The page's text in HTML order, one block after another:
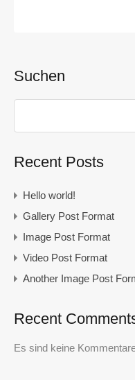
Suchen
Recent Posts
Hello world!
Gallery Post Format
Image Post Format
Video Post Format
Another Image Post
Recent
Es sind keine